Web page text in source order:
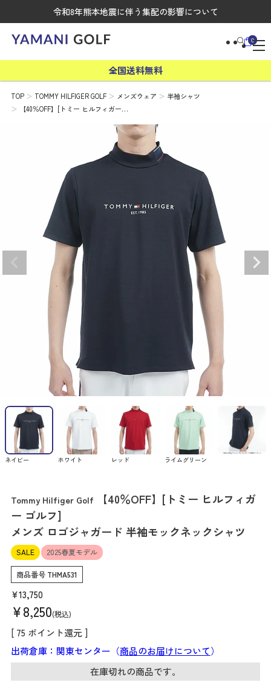
令和8年熊本地震に伴う集配の影響について
0
全国送料無料
TOP TOMMY HILFIGER GOLF メンズウェア
半袖シャツ
【40％OFF】[トミー ヒルフィガー…
ネイビー ホワイト レッド ライムグリーン
Tommy Hilfiger Golf
【40％OFF】[トミー ヒルフィガ
ー ゴルフ]
メンズ ロゴジャガード 半袖モックネックシャツ
SALE 2025春夏モデル
商品番号 THMA531
¥13,750
¥8,250 税込
[ 75 ポイント還元 ]
出荷倉庫：関東センター（商品のお届けについて）
在庫切れの商品です。